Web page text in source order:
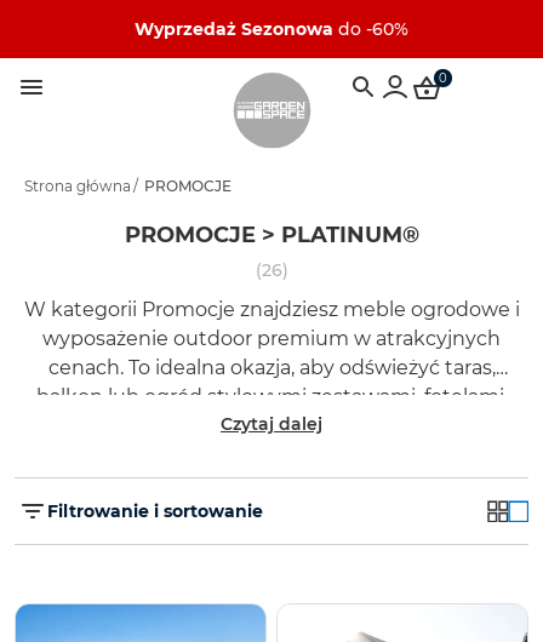
Wyprzedaż Sezonowa do -60%
0
Strona główna / PROMOCJE
PROMOCJE > PLATINUM®
(26)
W kategorii Promocje znajdziesz meble ogrodowe i
wyposażenie outdoor premium w atrakcyjnych
cenach. To idealna okazja, aby odświeżyć taras,
balkon lub ogród stylowymi zestawami, fotelami,
stołami i dodatkami Garden Space.
Czytaj dalej
Filtrowanie i sortowanie